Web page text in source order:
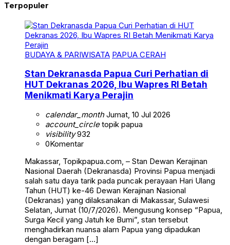
Terpopuler
BUDAYA & PARIWISATA PAPUA CERAH
Stan Dekranasda Papua Curi Perhatian di
HUT Dekranas 2026, Ibu Wapres RI Betah
Menikmati Karya Perajin
calendar_monthJumat, 10 Jul 2026
account_circletopik papua
visibility932
0Komentar
Makassar, Topikpapua.com, – Stan Dewan Kerajinan
Nasional Daerah (Dekranasda) Provinsi Papua menjadi
salah satu daya tarik pada puncak perayaan Hari Ulang
Tahun (HUT) ke-46 Dewan Kerajinan Nasional
(Dekranas) yang dilaksanakan di Makassar, Sulawesi
Selatan, Jumat (10/7/2026). Mengusung konsep “Papua,
Surga Kecil yang Jatuh ke Bumi”, stan tersebut
menghadirkan nuansa alam Papua yang dipadukan
dengan beragam […]